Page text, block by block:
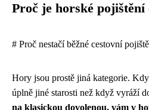
Proč je horské
# Proč nestačí běžné cestovní
Hory jsou prostě jiná kategorie.
úplně jiné starosti než když vyráží
na klasickou dovolenou, vám v